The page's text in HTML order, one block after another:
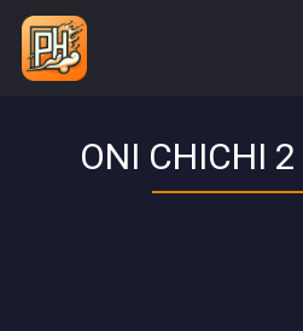
ONI CHICHI